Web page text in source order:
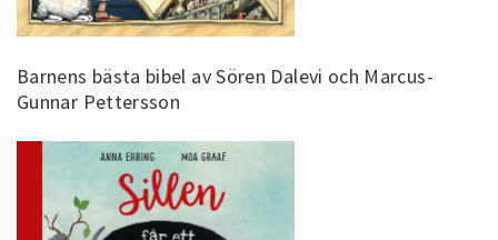
Barnens bästa bibel av Sören Dalevi och Marcus-
Gunnar Pettersson